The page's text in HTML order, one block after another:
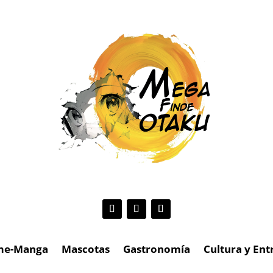
Manga Mascotas Gastronomía Cultura y